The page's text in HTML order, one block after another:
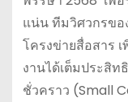
แน่น ทีมวิศวกรขอ
โครงข่ายสื่อสาร
งานได้เต็มประสิ
ชั่วคราว (Small